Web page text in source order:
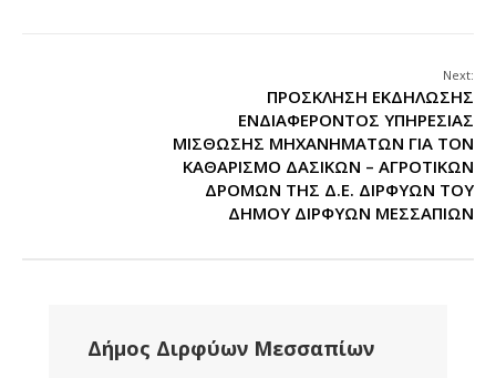
Next:
ΠΡΟΣΚΛΗΣΗ ΕΚΔΗΛΩΣΗΣ
ΕΝΔΙΑΦΕΡΟΝΤΟΣ ΥΠΗΡΕΣΙΑΣ
ΜΙΣΘΩΣΗΣ ΜΗΧΑΝΗΜΑΤΩΝ ΓΙΑ ΤΟΝ
ΚΑΘΑΡΙΣΜΟ ΔΑΣΙΚΩΝ – ΑΓΡΟΤΙΚΩΝ
ΔΡΟΜΩΝ ΤΗΣ Δ.Ε. ΔΙΡΦΥΩΝ ΤΟΥ
ΔΗΜΟΥ ΔΙΡΦΥΩΝ ΜΕΣΣΑΠΙΩΝ
Δήμος Διρφύων Μεσσαπίων